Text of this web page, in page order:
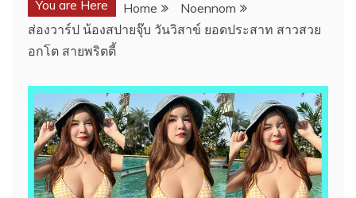
You are Here Home
Noennom
ส่องวาร์ป น้องสปายจุ๊บ วันวิสาข์ ยอดประสาท สาวสวย
อกโต สายพริตตี้